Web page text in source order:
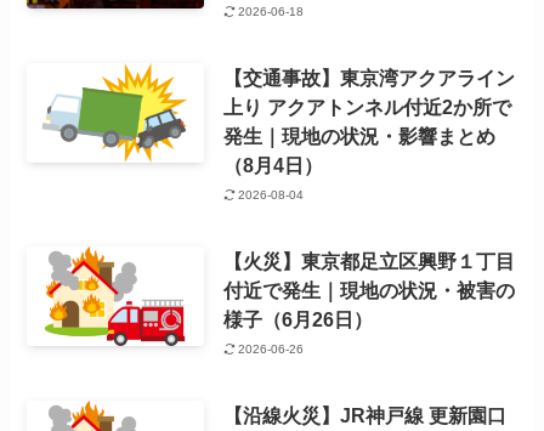
2026-06-18
【交通事故】東京湾アクアライン
上り アクアトンネル付近2か所で
発生｜現地の状況・影響まとめ
（8月4日）
2026-08-04
【火災】東京都足立区興野１丁目
付近で発生｜現地の状況・被害の
様子（6月26日）
2026-06-26
【沿線火災】JR神戸線 更新園口